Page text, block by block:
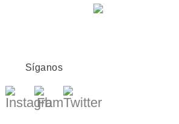
Síganos